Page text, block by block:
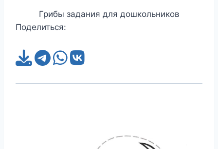
Грибы задания для дошкольников
Поделиться: